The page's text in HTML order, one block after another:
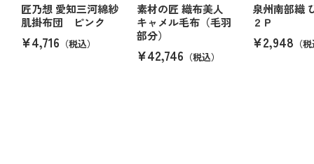
匠乃想 愛知三河綿紗
肌掛布団 ピンク
¥4,716 （税込）
素材の匠 織布美人
キャメル毛布（毛羽
部分）
¥42,746 （税込）
泉州南部織
２Ｐ
¥2,948 （